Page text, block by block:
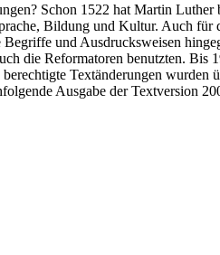
Schon 1522 hat Martin
Bildung und Kultur. Auch
und Ausdrucksweisen
die Reformatoren benutzten.
Textänderungen
Ausgabe der